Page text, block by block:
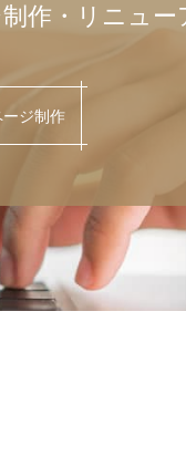
作・リニュー
ジ制作